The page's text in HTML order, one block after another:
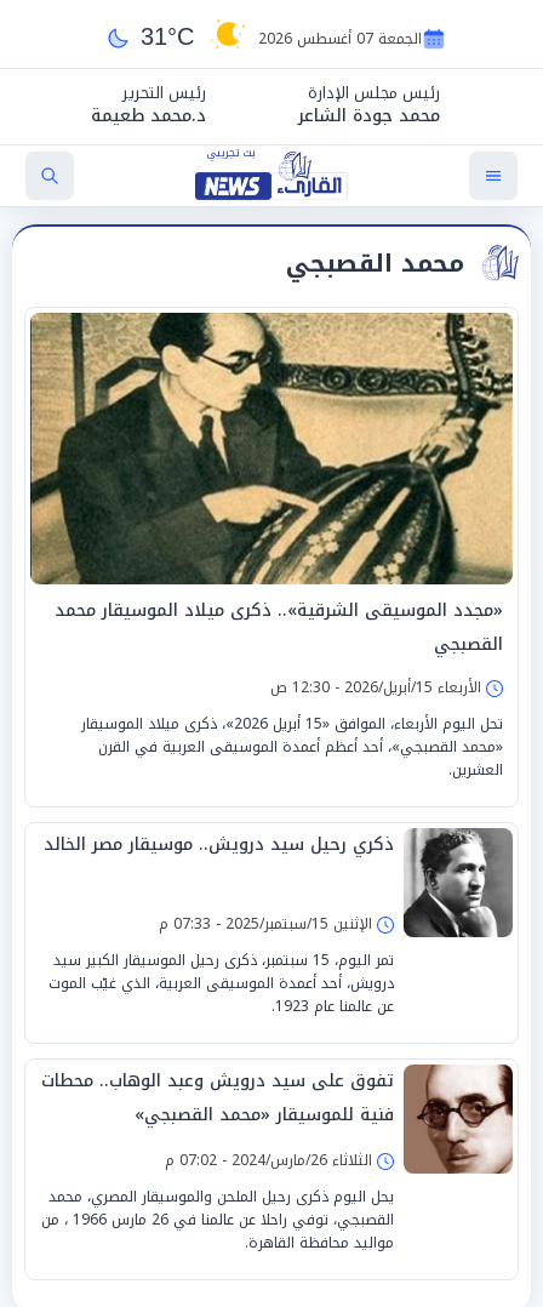
الجمعة 07 أغسطس 2026 31°C
رئيس مجلس الإدارة
محمد جودة الشاعر
رئيس التحرير
د.محمد طعيمة
محمد القصبجي
«مجدد الموسيقى الشرقية».. ذكرى ميلاد الموسيقار محمد
القصبجي
الأربعاء 15/أبريل/2026 - 12:30 ص
تحل اليوم الأربعاء، الموافق «15 أبريل 2026»، ذكرى ميلاد الموسيقار
«محمد القصبجي»، أحد أعظم أعمدة الموسيقى العربية في القرن
العشرين.
ذكري رحيل سيد درويش.. موسيقار مصر الخالد
الإثنين 15/سبتمبر/2025 - 07:33 م
تمر اليوم، 15 سبتمبر، ذكرى رحيل الموسيقار الكبير سيد
درويش، أحد أعمدة الموسيقى العربية، الذي غيّب الموت
عن عالمنا عام 1923.
تفوق على سيد درويش وعبد الوهاب.. محطات
فنية للموسيقار «محمد القصبجي»
الثلاثاء 26/مارس/2024 - 07:02 م
يحل اليوم ذكرى رحيل الملحن والموسيقار المصري، محمد
القصبجي، توفي راحلا عن عالمنا في 26 مارس 1966 ، من
مواليد محافظة القاهرة.